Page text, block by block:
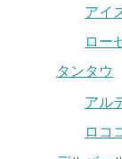
アイ
ロー
タンタウ
アル
ロコ